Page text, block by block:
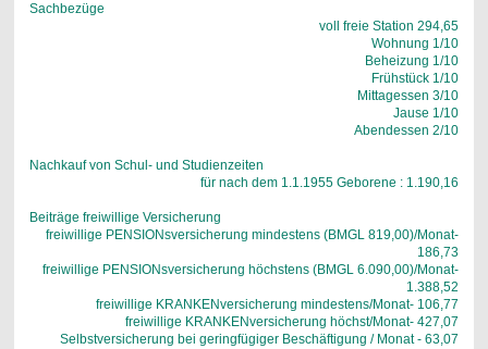
Sachbezüge
voll freie Station 294,65
Wohnung 1/10
Beheizung 1/10
Frühstück 1/10
Mittagessen 3/10
Jause 1/10
Abendessen 2/10
Nachkauf von Schul- und Studienzeiten
für nach dem 1.1.1955 Geborene : 1.190,16
Beiträge freiwillige Versicherung
freiwillige PENSIONsversicherung mindestens (BMGL 819,00)/Monat-
186,73
freiwillige PENSIONsversicherung höchstens (BMGL 6.090,00)/Monat-
1.388,52
freiwillige KRANKENversicherung mindestens/Monat- 106,77
freiwillige KRANKENversicherung höchst/Monat- 427,07
Selbstversicherung bei geringfügiger Beschäftigung / Monat - 63,07